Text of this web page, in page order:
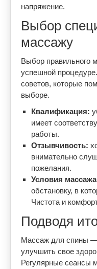
напряжение.
Выбор
массажу
Выбор правильного
успешной
советов, которые
выборе.
Квалификация:
имеет
работы.
Отзывчивость:
внимательно
пожелания.
Условия
обстановку, в
Чистота и
Подводя
Массаж для спины —
улучшить свое
Регулярные сеансы